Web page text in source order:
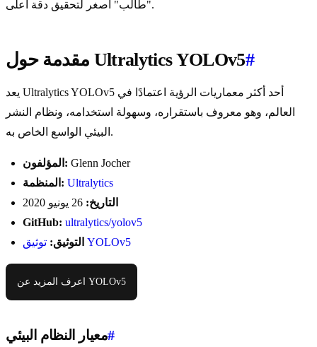
"طالب" أصغر لتحقيق دقة أعلى.
مقدمة حول Ultralytics YOLOv5#
يعد Ultralytics YOLOv5 أحد أكثر معماريات الرؤية اعتمادًا في
العالم، وهو معروف باستقراره، وسهولة استخدامه، ونظام النشر
البيئي الواسع الخاص به.
المؤلفون: Glenn Jocher
المنظمة: Ultralytics
التاريخ:
GitHub: ultralytics/yolov5
التوثيق: توثيق YOLOv5
اعرف المزيد عن YOLOv5
معيار النظام البيئي#